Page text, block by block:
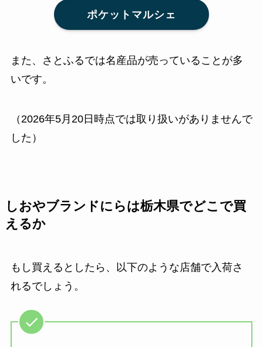
ポケットマルシェ
また、さとふるでは名産品が売っていることが多
いです。
（2026年5月20日時点では取り扱いがありませんで
した）
しおやブランドにらは栃木県でどこで買
えるか
もし買えるとしたら、以下のような店舗で入荷さ
れるでしょう。